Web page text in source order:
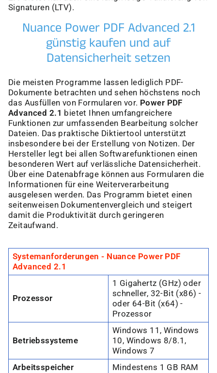
Signaturen (LTV).
Nuance Power PDF Advanced 2.1
günstig kaufen und auf
Datensicherheit setzen
Die meisten Programme lassen lediglich PDF-
Dokumente betrachten und sehen höchstens noch
das Ausfüllen von Formularen vor. Power PDF
Advanced 2.1 bietet Ihnen umfangreichere
Funktionen zur umfassenden Bearbeitung solcher
Dateien. Das praktische Diktiertool unterstützt
insbesondere bei der Erstellung von Notizen. Der
Hersteller legt bei allen Softwarefunktionen einen
besonderen Wert auf verlässliche Datensicherheit.
Über eine Datenabfrage können aus Formularen die
Informationen für eine Weiterverarbeitung
ausgelesen werden. Das Programm bietet einen
seitenweisen Dokumentenvergleich und steigert
damit die Produktivität durch geringeren
Zeitaufwand.
Systemanforderungen - Nuance Power PDF
Advanced 2.1
Prozessor
1 Gigahertz (GHz) oder
schneller, 32-Bit (x86) -
oder 64-Bit (x64) -
Prozessor
Betriebssysteme
Windows 11, Windows
10, Windows 8/8.1,
Windows 7
Arbeitsspeicher
Mindestens 1 GB RAM